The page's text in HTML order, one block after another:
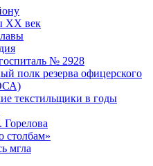
XX век
№ 2928
полк резерва офицерского
текстильщики в годы
мгла